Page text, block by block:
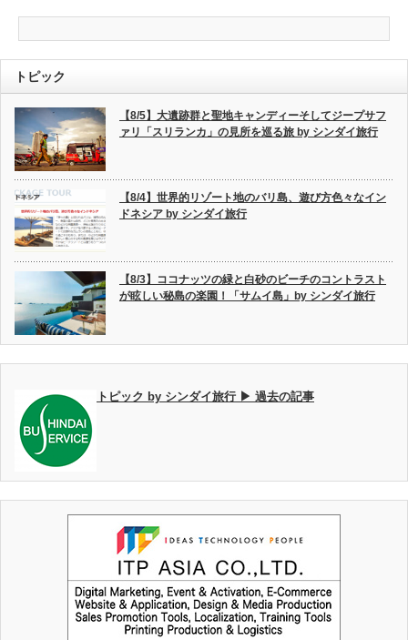
トピック
【8/5】大遺跡群と聖地キャンディーそしてジープサフ
ァリ「スリランカ」の見所を巡る旅 by シンダイ旅行
【8/4】世界的リゾート地のバリ島、遊び方色々なイン
ドネシア by シンダイ旅行
【8/3】ココナッツの緑と白砂のビーチのコントラスト
が眩しい秘島の楽園！「サムイ島」by シンダイ旅行
トピック by シンダイ旅行 ▶ 過去の記事